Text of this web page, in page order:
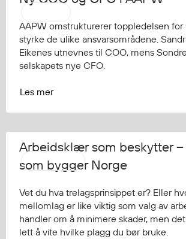
AAPW omstrukturerer toppledelsen for
styrke de ulike ansvarsområdene.
Eikenes utnevnes til COO, mens
selskapets nye CFO.
Les mer
Arbeidsklær som beskytter
som bygger Norge
Vet du hva trelagsprinsippet er? Eller
mellomlag er like viktig som valg av
handler om å minimere skader, men
lett å vite hvilke plagg du bør bruke.
Multinorm